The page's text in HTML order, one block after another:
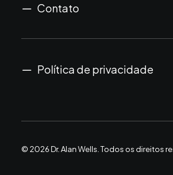
Contato
Política de privacidade
© 2026 Dr. Alan Wells. Todos os direitos